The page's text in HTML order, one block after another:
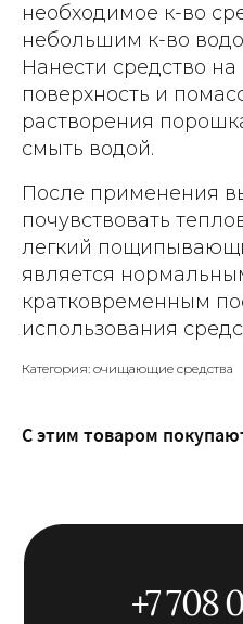
необходимое к-во
небольшим к-во
Нанести средство
поверхность и
растворения
смыть водой.
После применения
почувствовать
легкий
является
кратковременным
использования
Категория: очищающие средства
С этим товаром
+7 708